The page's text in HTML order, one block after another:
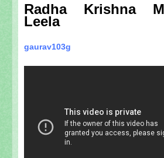
Radha Krishna
Leela
gaurav103g